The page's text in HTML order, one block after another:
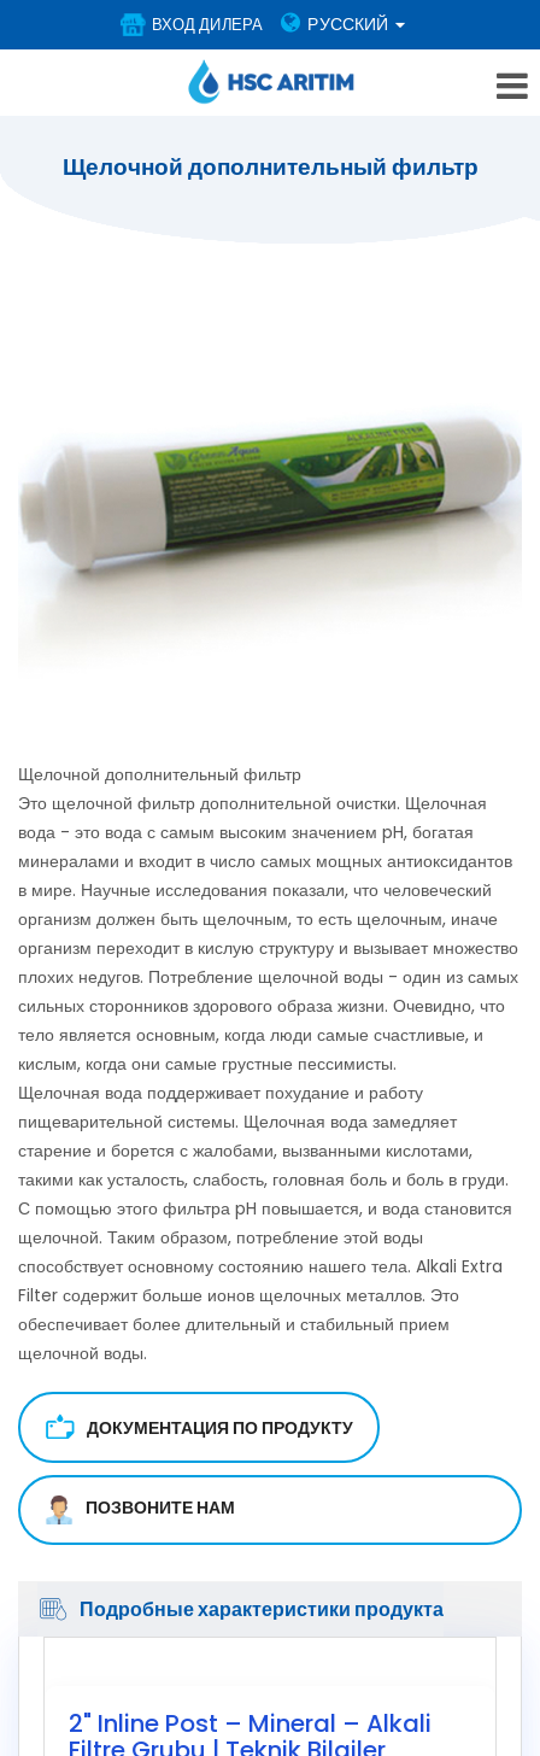
ВХОД ДИЛЕРА РУССКИЙ
Щелочной дополнительный фильтр
Щелочной дополнительный фильтр
Это щелочной фильтр дополнительной очистки. Щелочная
вода - это вода с самым высоким значением pH, богатая
минералами и входит в число самых мощных антиоксидантов
в мире. Научные исследования показали, что человеческий
организм должен быть щелочным, то есть щелочным, иначе
организм переходит в кислую структуру и вызывает множество
плохих недугов. Потребление щелочной воды - один из самых
сильных сторонников здорового образа жизни. Очевидно, что
тело является основным, когда люди самые счастливые, и
кислым, когда они самые грустные пессимисты.
Щелочная вода поддерживает похудание и работу
пищеварительной системы. Щелочная вода замедляет
старение и борется с жалобами, вызванными кислотами,
такими как усталость, слабость, головная боль и боль в груди.
С помощью этого фильтра pH повышается, и вода становится
щелочной. Таким образом, потребление этой воды
способствует основному состоянию нашего тела. Alkali Extra
Filter содержит больше ионов щелочных металлов. Это
обеспечивает более длительный и стабильный прием
щелочной воды.
ДОКУМЕНТАЦИЯ ПО ПРОДУКТУ
ПОЗВОНИТЕ НАМ
Подробные характеристики продукта
2" Inline Post – Mineral – Alkali